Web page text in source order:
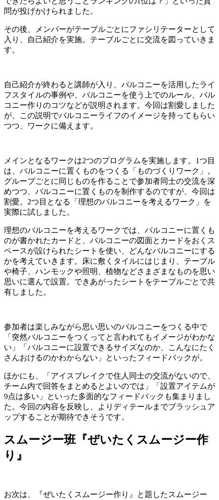
問が投げかけられました。
その後、メンバーがテーブルごとにファシリテーターとして
入り、自己紹介を実施。テーブルごとに交流を図っていきま
す。
自己紹介が終わると講師が入り、バルコニーを活用したライ
フスタイルの事例や、バルコニーを使う上でのルール、バル
コニー作りのコツなどが説明されます。今回は割愛しました
が、この説明でバルコニーライフのイメージを持ってもらい
つつ、ワークに備えます。
メインとなるワークは2つのプログラムを実施します。1つ目
は、バルコニーに置くものをつくる「ものづくりワーク」。
グループごとに同じものを作ることで参加者同士の交流を深
めつつ、バルコニーに置くものを制作するのですが、今回は
割愛。2つ目となる「理想のバルコニーを考えるワーク」を
実際に試しました。
理想のバルコニーを考えるワークでは、バルコニーに置くも
のが書かれたカードと、バルコニーの図面とカードをおくス
ペースが設けられたシートを使い、どんなバルコニーにする
かを考えていきます。床に敷くタイルにはじまり、テーブル
や椅子、ハンモックや照明、植物などさまざまなものを思い
思いに選んで設置。できあがったシートをテーブルごとで共
有しました。
参加者は楽しみながら思い思いのバルコニーをつくる中で
「突然バルコニーをつくってと言われてもイメージがわかな
い」「バルコニーに設置できるサイズなのか、こんなにたく
さんおけるのかわからない」といったフィードバックが。
ほかにも、「アイスブレイクで住人同士の交流がないので、
チーム内で回答をまとめるとよいのでは」「設置アイテムが
9点は多い」といった多面的なフィードバックも集まりまし
た。今回の内容を反映し、よりディテールまでブラッシュア
ップすることが期待できそうです。
スムージー班『ぜいたくスムージー作
り』
お次は、『ぜいたくスムージー作り』と題したスムージー